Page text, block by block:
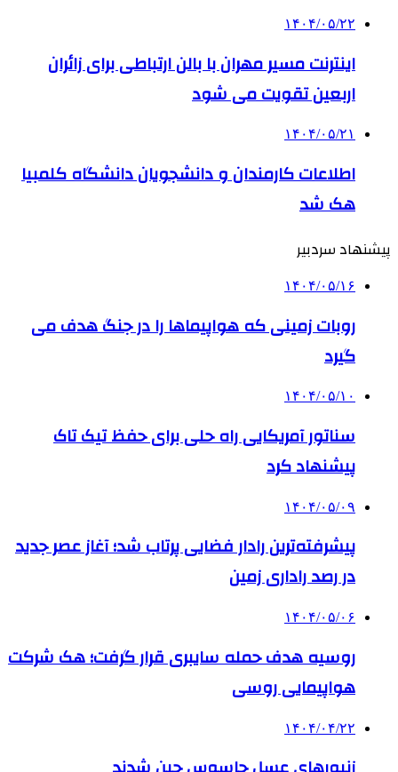
۱۴۰۴/۰۵/۲۲
اینترنت مسیر مهران با بالن ارتباطی برای زائران
اربعین تقویت می شود
۱۴۰۴/۰۵/۲۱
اطلاعات کارمندان و دانشجویان دانشگاه کلمبیا
هک شد
پیشنهاد سردبیر
۱۴۰۴/۰۵/۱۶
روبات زمینی که هواپیماها را در جنگ هدف می
گیرد
۱۴۰۴/۰۵/۱۰
سناتور آمریکایی راه حلی برای حفظ تیک تاک
پیشنهاد کرد
۱۴۰۴/۰۵/۰۹
پیشرفته‌ترین رادار فضایی پرتاب شد؛ آغاز عصر جدید
در رصد راداری زمین
۱۴۰۴/۰۵/۰۶
روسیه هدف حمله سایبری قرار گرفت؛ هک شرکت
هواپیمایی روسی
۱۴۰۴/۰۴/۲۲